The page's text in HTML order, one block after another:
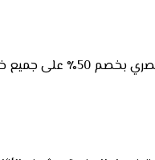
إذا كنت ساكن في حي العارض،